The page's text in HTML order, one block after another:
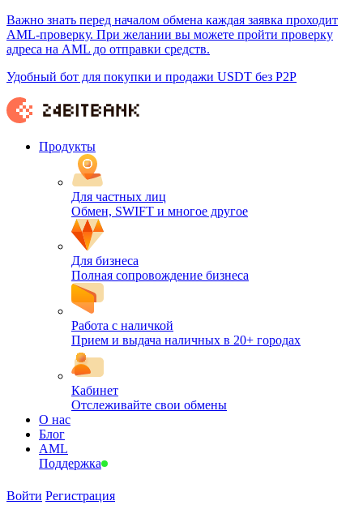
Важно знать перед началом обмена каждая заявка проходит
AML-проверку. При желании вы можете пройти проверку
адреса на AML до отправки средств.
Удобный бот для покупки и продажи USDT без P2P
Продукты
Для частных лиц
Обмен, SWIFT и многое другое
Для бизнеса
Полная сопровождение бизнеса
Работа с наличкой
Прием и выдача наличных в 20+ городах
Кабинет
Отслеживайте свои обмены
О нас
Блог
AML
Поддержка
Войти Регистрация